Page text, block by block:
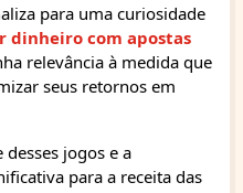
para uma curiosidade
dinheiro com apostas
relevância à medida que
seus retornos em
jogos e a
para a receita das